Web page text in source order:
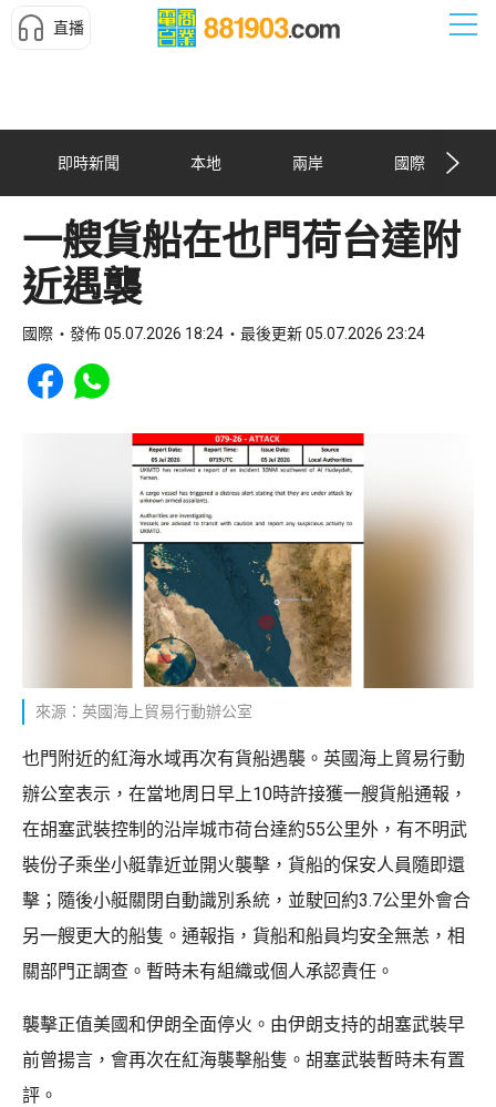
直播
即時新聞 本地 兩岸 國際
一艘貨船在也門荷台達附
近遇襲
國際 發佈 05.07.2026 18:24 最後更新 05.07.2026 23:24
Share to Facebook
Share to WhatsApp
來源：英國海上貿易行動辦公室
也門附近的紅海水域再次有貨船遇襲。英國海上貿易行動
辦公室表示，在當地周日早上10時許接獲一艘貨船通報，
在胡塞武裝控制的沿岸城市荷台達約55公里外，有不明武
裝份子乘坐小艇靠近並開火襲擊，貨船的保安人員隨即還
擊；隨後小艇關閉自動識別系統，並駛回約3.7公里外會合
另一艘更大的船隻。通報指，貨船和船員均安全無恙，相
關部門正調查。暫時未有組織或個人承認責任。
襲擊正值美國和伊朗全面停火。由伊朗支持的胡塞武裝早
前曾揚言，會再次在紅海襲擊船隻。胡塞武裝暫時未有置
評。